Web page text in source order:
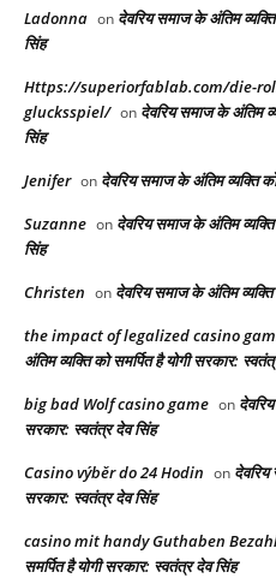
Ladonna on देवरिय समाज के अंतिम
सिंह
Https://superiorfablab.com/die-
glucksspiel/ on देवरिय समाज के अंतिम
सिंह
Jenifer on देवरिय समाज के अंतिम व्यक्ति
Suzanne on देवरिय समाज के अंतिम
सिंह
Christen on देवरिय समाज के अंतिम
the impact of legalized casino
अंतिम व्यक्ति को समर्पित है योगी सरकार:
big bad Wolf casino game on
सरकार: स्वतंत्र देव सिंह
Casino výběr do 24 Hodin on देवरिय
सरकार: स्वतंत्र देव सिंह
casino mit handy Guthaben
समर्पित है योगी सरकार: स्वतंत्र देव सिंह